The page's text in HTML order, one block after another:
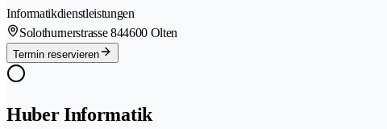
Informatikdienstleistungen
Solothurnerstrasse 844600 Olten
Termin reservieren
Huber Informatik